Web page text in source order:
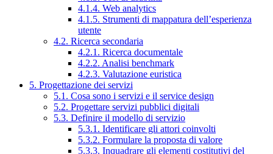
4.1.4. Web analytics
4.1.5. Strumenti di mappatura dell’esperienza
utente
4.2. Ricerca secondaria
4.2.1. Ricerca documentale
4.2.2. Analisi benchmark
4.2.3. Valutazione euristica
5. Progettazione dei servizi
5.1. Cosa sono i servizi e il service design
5.2. Progettare servizi pubblici digitali
5.3. Definire il modello di servizio
5.3.1. Identificare gli attori coinvolti
5.3.2. Formulare la proposta di valore
5.3.3. Inquadrare gli elementi costitutivi del